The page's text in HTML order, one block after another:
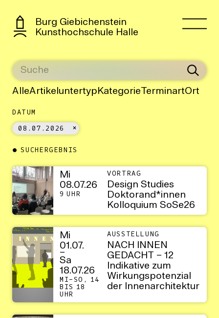
Burg Giebichenstein
Kunsthochschule Halle
AlleArtikeluntertyp KategorieTerminartOrt
DATUM
08.07.2026
SUCHERGEBNIS
Mi
08.07.26
9 UHR
VORTRAG
Design Studies
Doktorand*innen
Kolloquium SoSe26
Mi
01.07.
–
Sa
18.07.26
MI–SO, 14
BIS 18
UHR
AUSSTELLUNG
NACH INNEN
GEDACHT – 12
Indikative zum
Wirkungspotenzial
der Innenarchitektur